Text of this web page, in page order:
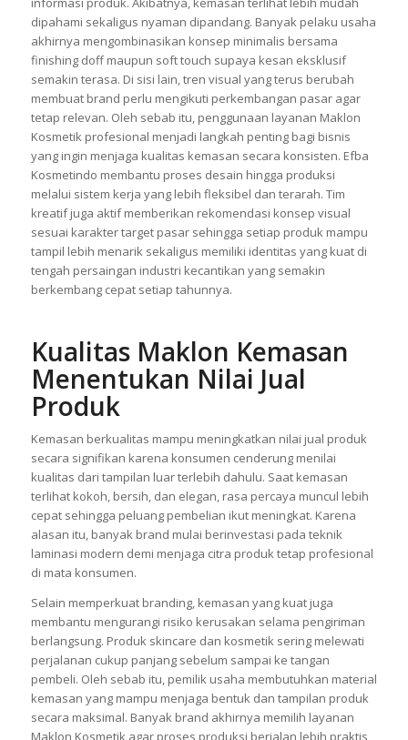
Selain meningkatkan nilai estetika, desain minimalis juga
membantu konsumen lebih fokus melihat identitas brand dan
informasi produk. Akibatnya, kemasan terlihat lebih mudah
dipahami sekaligus nyaman dipandang. Banyak pelaku usaha
akhirnya mengombinasikan konsep minimalis bersama
finishing doff maupun soft touch supaya kesan eksklusif
semakin terasa. Di sisi lain, tren visual yang terus berubah
membuat brand perlu mengikuti perkembangan pasar agar
tetap relevan. Oleh sebab itu, penggunaan layanan Maklon
Kosmetik profesional menjadi langkah penting bagi bisnis
yang ingin menjaga kualitas kemasan secara konsisten. Efba
Kosmetindo membantu proses desain hingga produksi
melalui sistem kerja yang lebih fleksibel dan terarah. Tim
kreatif juga aktif memberikan rekomendasi konsep visual
sesuai karakter target pasar sehingga setiap produk mampu
berkembang cepat setiap tahunnya.
Kualitas
Menentukan Nilai Jual
Produk
Kemasan berkualitas mampu meningkatkan nilai jual produk
secara signifikan karena konsumen cenderung menilai
kualitas dari tampilan luar terlebih dahulu. Saat kemasan
terlihat kokoh, bersih, dan elegan, rasa percaya muncul lebih
cepat sehingga peluang pembelian ikut meningkat. Karena
laminasi modern demi menjaga citra produk tetap profesional
di mata konsumen.
Selain memperkuat branding, kemasan yang kuat juga
membantu mengurangi risiko kerusakan selama pengiriman
berlangsung. Produk skincare dan kosmetik sering melewati
perjalanan cukup panjang sebelum sampai ke tangan
pembeli. Oleh sebab itu, pemilik usaha membutuhkan material